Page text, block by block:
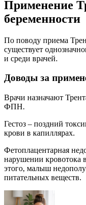
Применение
беременности
По поводу приема
существует
и среди врачей.
Доводы за
Врачи назначают
ФПН.
Гестоз – поздний
крови в капиллярах.
Фетоплацентарная
нарушении кровотока
этого, малыш
питательных веществ.